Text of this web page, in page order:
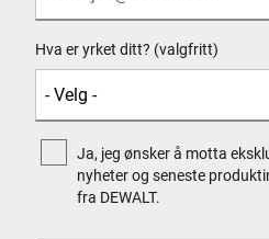
Hva er yrket ditt? (valgfritt)
Ja, jeg ønsker å motta
nyheter og seneste
fra DEWALT.